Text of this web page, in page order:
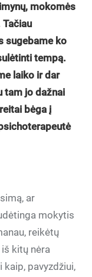
mokomės
sugebame ko
tempą.
laiko ir dar
tam jo dažnai
bėga į
ar
mokytis
reikėtų
kitų nėra
kaip, pavyzdžiui,